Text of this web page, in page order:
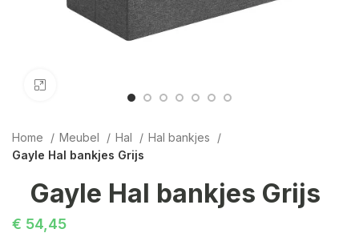
Home Meubel Hal
Hal bankjes
Gayle Hal bankjes Grijs
Gayle Hal bankjes Grijs
€ 54,45